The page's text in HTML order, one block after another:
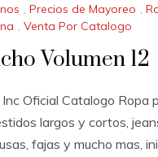
, Precios de Mayoreo ,
, Venta Por Catalogo
Volumen 12
Oficial Catalogo Ropa
largos y cortos,
fajas y mucho mas,